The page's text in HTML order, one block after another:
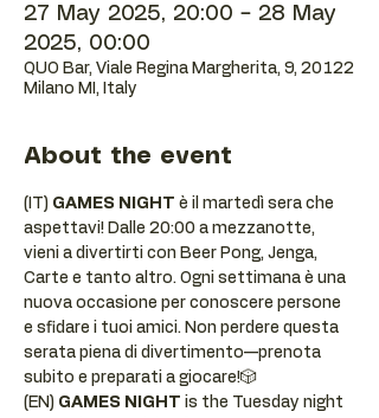
27 May 2025, 20:00 – 28 May
2025, 00:00
QUO Bar, Viale Regina Margherita, 9, 20122
Milano MI, Italy
About the event
(IT) GAMES NIGHT è il martedì sera che
aspettavi! Dalle 20:00 a mezzanotte,
vieni a divertirti con Beer Pong, Jenga,
Carte e tanto altro. Ogni settimana è una
nuova occasione per conoscere persone
e sfidare i tuoi amici. Non perdere questa
serata piena di divertimento—prenota
subito e preparati a giocare!🎲
(EN) GAMES NIGHT is the Tuesday night